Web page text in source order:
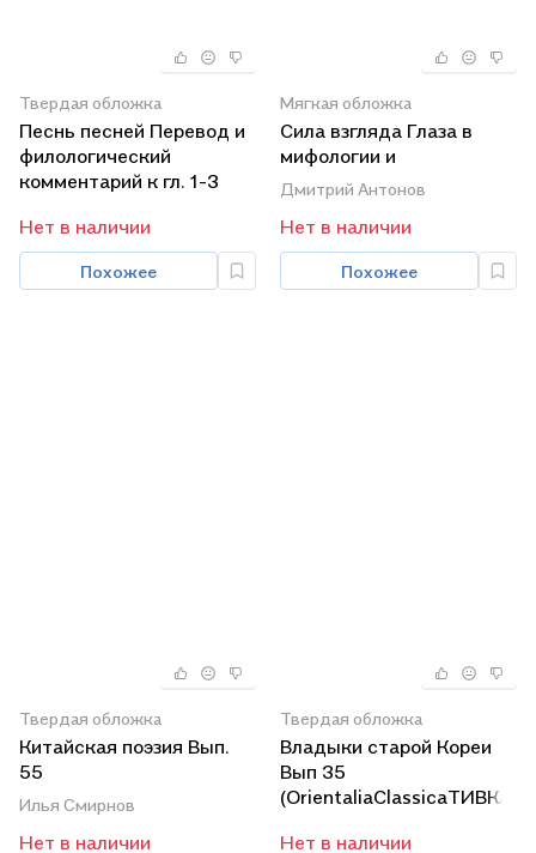
Твердая обложка
Песнь песней Перевод и
филологический
комментарий к гл. 1-3
(мOrientaliaClassicaТИВКА)
Эйд
Нет в наличии
Похожее
Мягкая обложка
Сила взгляда Глаза в
мифологии и
иконографии
(мТрадТекстФолТипСем)
Дмитрий Антонов
Нет в наличии
Похожее
Твердая обложка
Китайская поэзия Вып.
55
(OrientaliaClassicaТИВКА)
Смирнов
Илья Смирнов
Нет в наличии
Твердая обложка
Владыки старой Кореи
Вып 35
(OrientaliaClassicaТИВКА)
Нет в наличии